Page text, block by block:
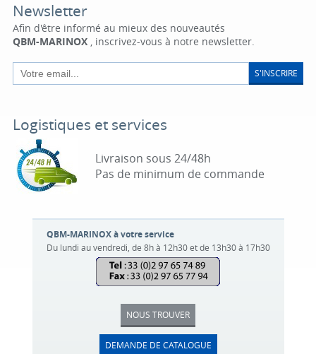
Newsletter
Afin d'être informé au mieux des nouveautés
QBM-MARINOX, inscrivez-vous à notre newsletter.
S'INSCRIRE
Logistiques et services
Livraison sous 24/48h
Pas de minimum de commande
QBM-MARINOX à votre service
Du lundi au vendredi, de 8h à 12h30 et de 13h30 à 17h30
NOUS TROUVER
DEMANDE DE CATALOGUE